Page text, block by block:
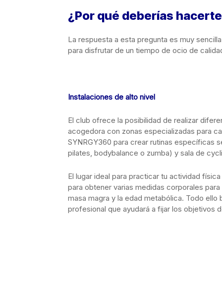
¿Por qué deberías
La respuesta a esta pregunta es muy
para disfrutar de un tiempo de ocio de
Instalaciones de alto nivel
El club ofrece la posibilidad de realizar
acogedora con zonas especializadas para
SYNRGY360 para crear rutinas específicas
pilates, bodybalance o zumba) y sala de
El lugar ideal para practicar tu actividad
para obtener varias medidas corporales
masa magra y la edad metabólica. Todo ello
profesional que ayudará a fijar los objetivos